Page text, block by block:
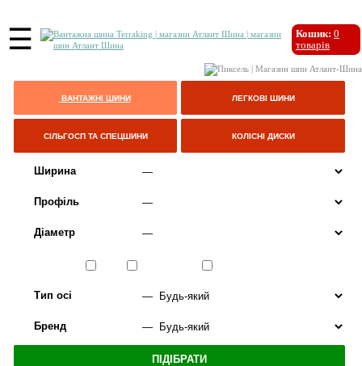
☰ Кошик: 0
товарів
ВАНТАЖНІ ШИНИ ЛЕГКОВІ ШИНИ
СІЛЬГОСП ТА СПЕЦШИНИ КОЛІСНІ ДИСКИ
Ширина
Профіль
Діаметр
Тип осі
Бренд